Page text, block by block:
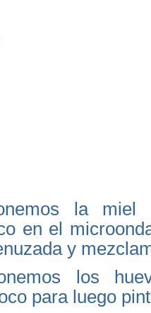
la
en el
y
los
para luego